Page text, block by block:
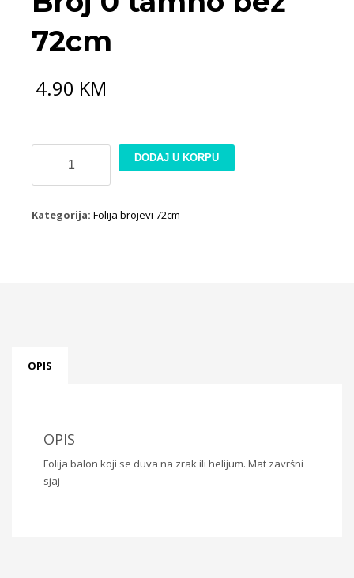
72cm
4.90 KM
tamno
72cm
DODAJ U KORPU
Kategorija: Folija brojevi 72cm
OPIS
OPIS
Folija balon koji se duva na zrak ili helijum. Mat završni
sjaj